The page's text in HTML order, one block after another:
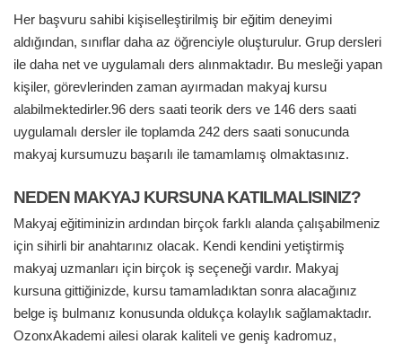
Her başvuru sahibi kişiselleştirilmiş bir eğitim deneyimi
aldığından, sınıflar daha az öğrenciyle oluşturulur. Grup dersleri
ile daha net ve uygulamalı ders alınmaktadır. Bu mesleği yapan
kişiler, görevlerinden zaman ayırmadan makyaj kursu
alabilmektedirler.96 ders saati teorik ders ve 146 ders saati
uygulamalı dersler ile toplamda 242 ders saati sonucunda
makyaj kursumuzu başarılı ile tamamlamış olmaktasınız.
NEDEN MAKYAJ KURSUNA KATILMALISINIZ?
Makyaj eğitiminizin ardından birçok farklı alanda çalışabilmeniz
için sihirli bir anahtarınız olacak. Kendi kendini yetiştirmiş
makyaj uzmanları için birçok iş seçeneği vardır. Makyaj
kursuna gittiğinizde, kursu tamamladıktan sonra alacağınız
belge iş bulmanız konusunda oldukça kolaylık sağlamaktadır.
OzonxAkademi ailesi olarak kaliteli ve geniş kadromuz,